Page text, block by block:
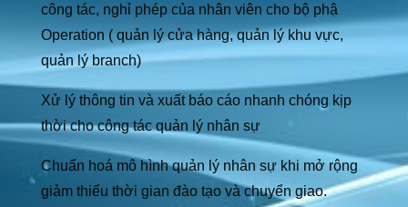
công tác, nghỉ phép của nhân viên cho bộ phậ
Operation ( quản lý cửa hàng, quản lý khu vực,
quản lý branch)
Xử lý thông tin và xuất báo cáo nhanh chóng kịp
thời cho công tác quản lý nhân sự
Chuẩn hoá mô hình quản lý nhân sự khi mở rộng
giảm thiểu thời gian đào tạo và chuyển giao.